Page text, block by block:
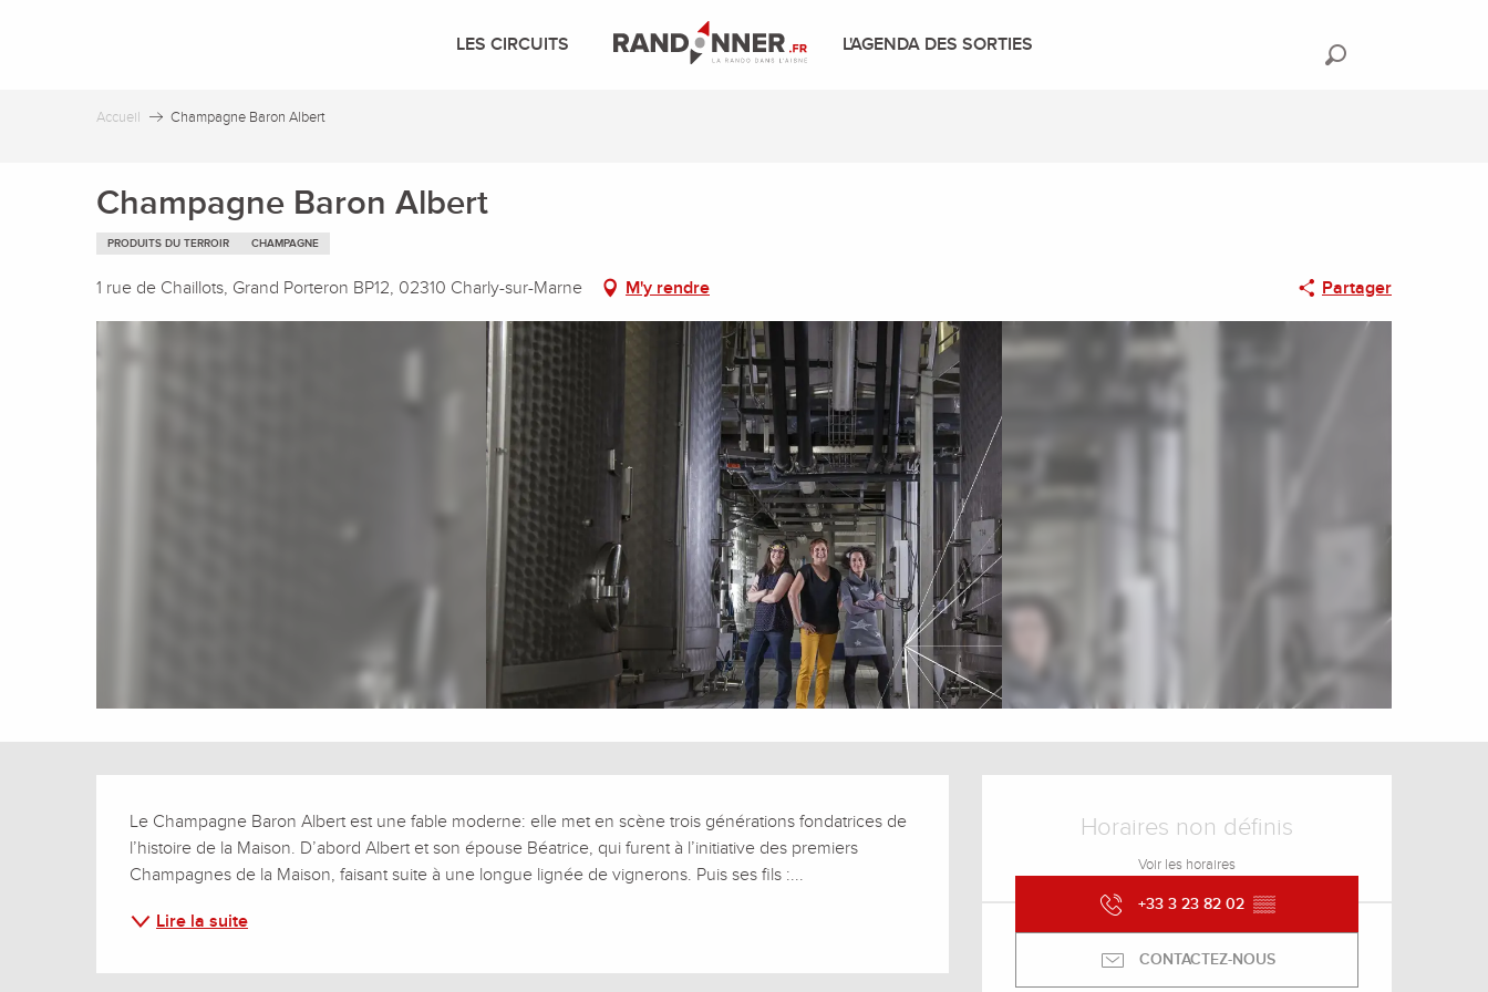
LES CIRCUITS L'AGENDA DES SORTIES
Accueil Champagne Baron Albert
Champagne Baron Albert
PRODUITS DU TERROIR CHAMPAGNE
1 rue de Chaillots, Grand Porteron BP12, 02310 Charly-sur-Marne M'y rendre Partager
Ouverture et
Horaires non définis
Voir les horaires
+33 3 23 82 02 ▒▒
CONTACTEZ-NOUS
Description
Le Champagne Baron Albert est une fable moderne: elle met en scène trois générations fondatrices de
l’histoire de la Maison. D’abord Albert et son épouse Béatrice, qui furent à l’initiative des premiers
Champagnes de la Maison, faisant suite à une longue lignée de vignerons. Puis ses fils :...
Lire la suite